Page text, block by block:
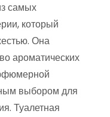
самых
который
Она
ароматических
выбором для
Туалетная